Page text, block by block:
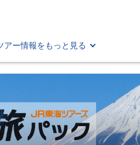
アー情報をもっと見る